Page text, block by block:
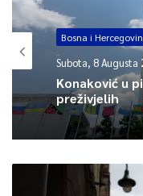
Bosna i
Subota, 8 Augusta
Konaković u
preživjelih